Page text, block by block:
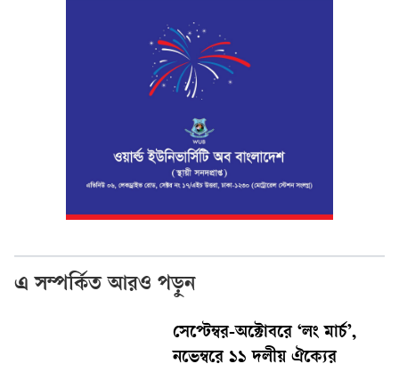
এ সম্পর্কিত আরও পড়ুন
সেপ্টেম্বর-অক্টোবরে ‘লং মার্চ’,
নভেম্বরে ১১ দলীয় ঐক্যের